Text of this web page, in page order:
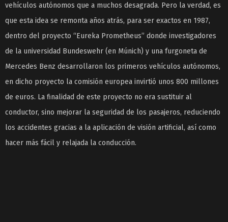
vehículos autónomos que a muchos desagrada. Pero la verdad, es
que esta idea se remonta años atrás, para ser exactos en 1987,
dentro del proyecto “Eureka Prometheus” donde investigadores
de la universidad Bundeswehr (en Múnich) y una furgoneta de
Mercedes Benz desarrollaron los primeros vehículos autónomos,
en dicho proyecto la comisión europea invirtió unos 800 millones
de euros. La finalidad de este proyecto no era sustituir al
conductor, sino mejorar la seguridad de los pasajeros, reduciendo
los accidentes gracias a la aplicación de visión artificial, así como
hacer más fácil y relajada la conducción.